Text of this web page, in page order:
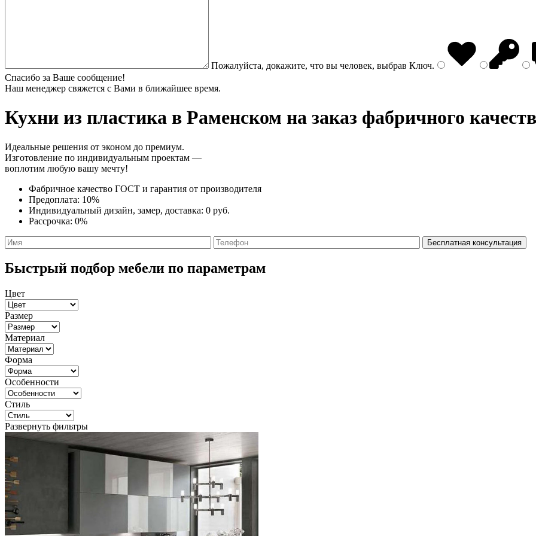
Пожалуйста, докажите, что вы человек, выбрав Ключ.
Спасибо за Ваше сообщение!
Наш менеджер свяжется с Вами в ближайшее время.
Кухни из пластика в Раменском на заказ фабричного
Идеальные решения от эконом до премиум.
Изготовление по индивидуальным проектам —
воплотим любую вашу мечту!
Фабричное качество ГОСТ и гарантия от производителя
Предоплата: 10%
Индивидуальный дизайн, замер, доставка: 0 руб.
Рассрочка: 0%
Быстрый подбор мебели по параметрам
Цвет
Размер
Материал
Форма
Особенности
Стиль
Развернуть фильтры